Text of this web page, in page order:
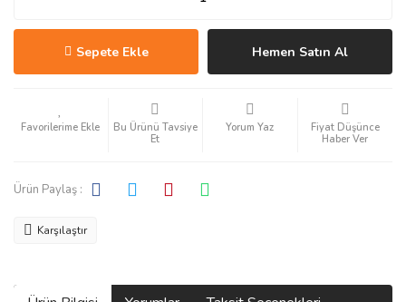
Sepete Ekle Hemen Satın Al
Bu Ürünü Tavsiye
Et
Yorum Yaz
Fiyat Düşünce
Haber Ver
Ürün Paylaş :
Karşılaştır